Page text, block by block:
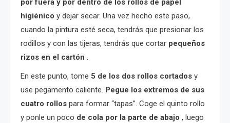
por fuera y por dentro de los rollos de papel
higiénico y dejar secar. Una vez hecho este paso,
cuando la pintura esté seca, tendrás que presionar los
rodillos y con las tijeras, tendrás que cortar pequeños
rizos en el cartón .
En este punto, tome 5 de los dos rollos cortados y
use pegamento caliente. Pegue los extremos de sus
cuatro rollos para formar “tapas”. Coge el quinto rollo
y ponle un poco de cola por la parte de abajo , luego